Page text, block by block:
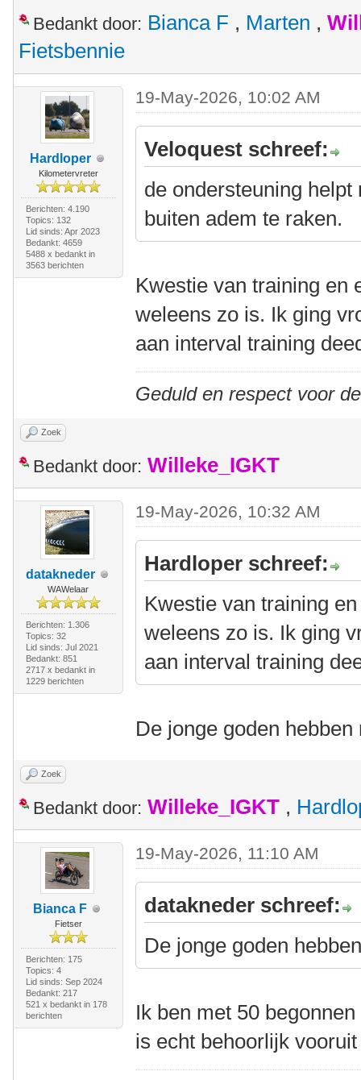
Bedankt door: Bianca F , Marten ,
Fietsbennie
Hardloper
Kilometervreter
Berichten: 4.190
Topics: 132
Lid sinds: Apr 2023
Bedankt: 4659
5488 x bedankt in
3563 berichten
19-May-2026, 10:02 AM
Veloquest schreef:
de ondersteuning
buiten adem te raken.
Kwestie van training en
weleens zo is. Ik ging
aan interval training
Geduld en respect voor
Zoek
Bedankt door: Willeke_IGKT
datakneder
WAWelaar
Berichten: 1.306
Topics: 32
Lid sinds: Jul 2021
Bedankt: 851
2717 x bedankt in
1229 berichten
19-May-2026, 10:32 AM
Hardloper schreef:
Kwestie van training
weleens zo is. Ik ging
aan interval training
De jonge goden
Zoek
Bedankt door: Willeke_IGKT ,
Bianca F
Fietser
Berichten: 175
Topics: 4
Lid sinds: Sep 2024
Bedankt: 217
521 x bedankt in 178
berichten
19-May-2026, 11:10 AM
datakneder schreef:
De jonge goden
Ik ben met 50
is echt behoorlijk